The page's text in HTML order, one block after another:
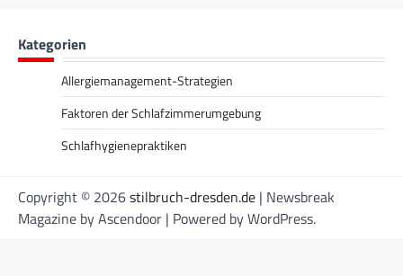
Kategorien
Allergiemanagement-Strategien
Faktoren der Schlafzimmerumgebung
Schlafhygienepraktiken
Copyright © 2026stilbruch-dresden.de | Newsbreak
Magazine byAscendoor | Powered byWordPress.